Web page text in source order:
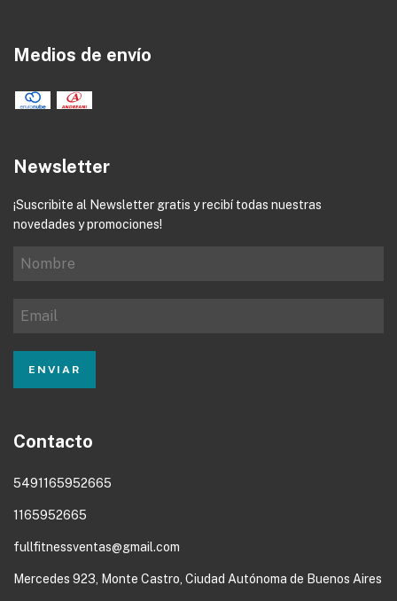
Medios de envío
Newsletter
¡Suscribite al Newsletter gratis y recibí todas nuestras
novedades y promociones!
Contacto
5491165952665
1165952665
fullfitnessventas@gmail.com
Mercedes 923, Monte Castro, Ciudad Autónoma de Buenos Aires